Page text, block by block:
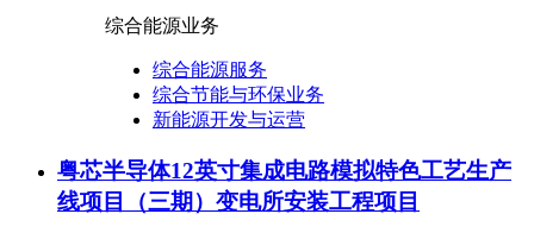
综合能源业务
综合能源服务
综合节能与环保业务
新能源开发与运营
粤芯半导体12英寸集成电路模拟特色工艺生产
线项目（三期）变电所安装工程项目